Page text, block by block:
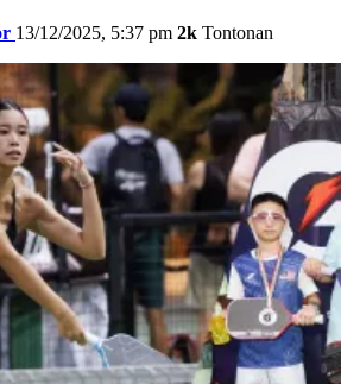
13/12/2025, 5:37 pm 2k Tontonan